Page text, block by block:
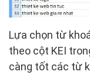
Lựa chọn từ
theo cột KEI
càng tốt các từ